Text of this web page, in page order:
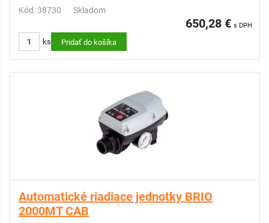
Kód: 38730 Skladom
650,28 € s DPH
ks Pridať do košíka
Automatické riadiace jednotky BRIO
2000MT CAB